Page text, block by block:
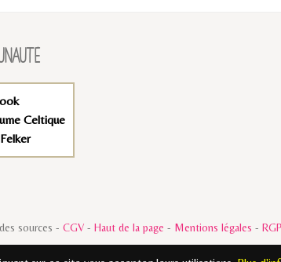
Celtique
sources - CGV- Haut de la page - Mentions légales -